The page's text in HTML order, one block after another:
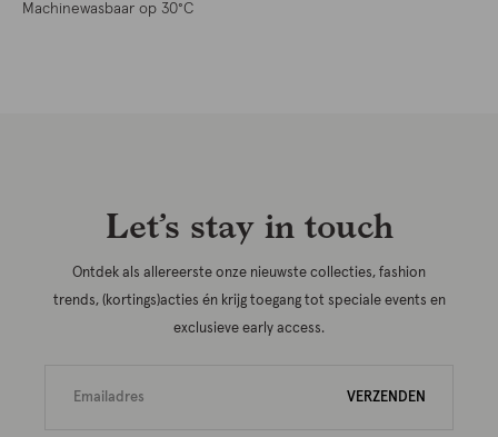
Machinewasbaar op 30°C
Let’s stay in touch
Ontdek als allereerste onze nieuwste collecties, fashion
trends, (kortings)acties én krijg toegang tot speciale events en
exclusieve early access.
VERZENDEN